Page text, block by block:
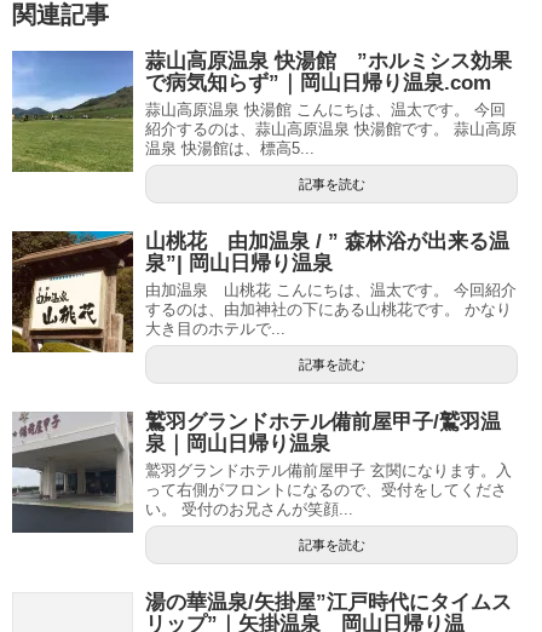
で
ま
す
)
関連記事
蒜山高原温泉 快湯館 ”ホルミシス効果
で病気知らず”｜岡山日帰り温泉.com
蒜山高原温泉 快湯館 こんにちは、温太です。 今回
紹介するのは、蒜山高原温泉 快湯館です。 蒜山高原
温泉 快湯館は、標高5...
記事を読む
山桃花 由加温泉 / ” 森林浴が出来る温
泉”| 岡山日帰り温泉
由加温泉 山桃花 こんにちは、温太です。 今回紹介
するのは、由加神社の下にある山桃花です。 かなり
大き目のホテルで...
記事を読む
鷲羽グランドホテル備前屋甲子/鷲羽温
泉｜岡山日帰り温泉
鷲羽グランドホテル備前屋甲子 玄関になります。入
って右側がフロントになるので、受付をしてくださ
い。 受付のお兄さんが笑顔...
記事を読む
湯の華温泉/矢掛屋”江戸時代にタイムス
リップ”｜矢掛温泉 岡山日帰り温